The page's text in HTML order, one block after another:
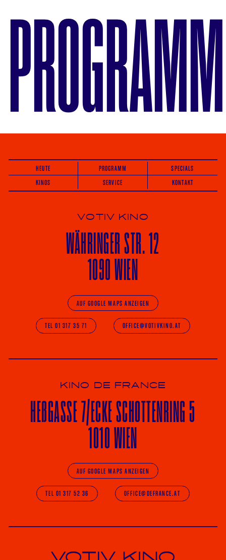
PROGRAMM
HEUTE PROGRAMM
SPECIALS
KINOS
SERVICE KONTAKT
VOTIV KINO
WÄHRINGERSTR. 12
1090 WIEN
AUF GOOGLE MAPS ANZEIGEN
TEL 01 317 35 71 OFFICE@VOTIVKINO.AT
KINO DE FRANCE
HEßGASSE 7/ECKESCHOTTENRING 5
1010 WIEN
AUF GOOGLE MAPS ANZEIGEN
TEL 01 317 52 36 OFFICE@DEFRANCE.AT
Votiv Kino und Kino De France in Wien